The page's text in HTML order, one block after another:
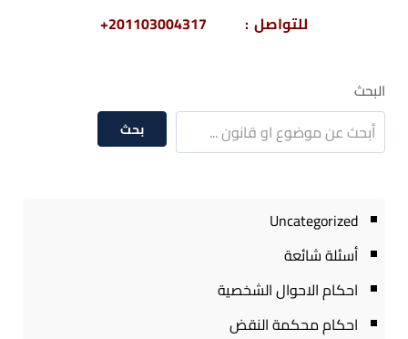
للتواصل : 201103004317+
البحث
بحث
Uncategorized
أسئلة شائعة
احكام الاحوال الشخصية
احكام محكمة النقض